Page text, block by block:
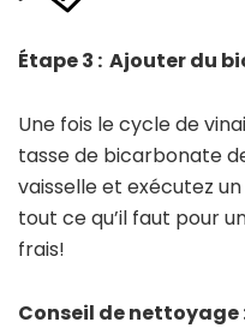
Étape 3 : Ajouter du
Une fois le cycle de
tasse de bicarbonate
vaisselle et exécutez
tout ce qu’il faut pour
frais!
Conseil de nettoyage